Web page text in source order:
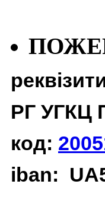
РГ УГКЦ
код:
iban: